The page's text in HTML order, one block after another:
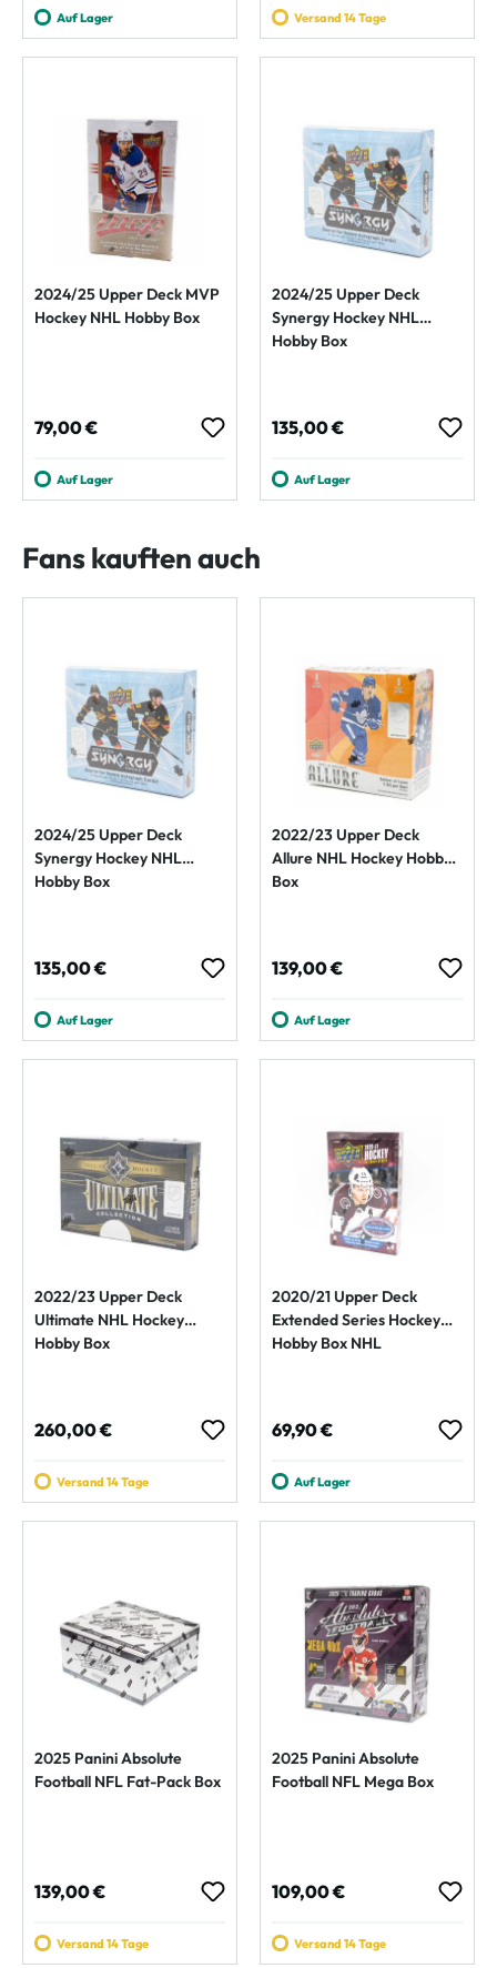
Auf Lager Versand 14 Tage
2024/25 Upper Deck MVP
Hockey NHL Hobby Box
Regulärer Preis:
79,00 €
Auf Lager
2024/25 Upper Deck
Synergy Hockey NHL
Hobby Box
Regulärer Preis:
135,00 €
Auf Lager
Fans kauften auch
2024/25 Upper Deck
Synergy Hockey NHL
Hobby Box
Regulärer Preis:
135,00 €
Auf Lager
2022/23 Upper Deck
Allure NHL Hockey Hobby
Box
Regulärer Preis:
139,00 €
Auf Lager
2022/23 Upper Deck
Ultimate NHL Hockey
Hobby Box
Regulärer Preis:
260,00 €
Versand 14 Tage
2020/21 Upper Deck
Extended Series Hockey
Hobby Box NHL
Regulärer Preis:
69,90 €
Auf Lager
2025 Panini Absolute
Football NFL Fat-Pack Box
Regulärer Preis:
139,00 €
Versand 14 Tage
2025 Panini Absolute
Football NFL Mega Box
Regulärer Preis:
109,00 €
Versand 14 Tage